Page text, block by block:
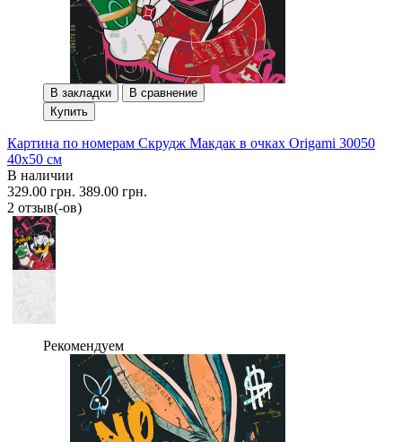
В закладки
В сравнение
Купить
Картина по номерам Скрудж Макдак в очках Origami 30050
40x50 см
В наличии
329.00 грн. 389.00 грн.
2 отзыв(-ов)
Рекомендуем